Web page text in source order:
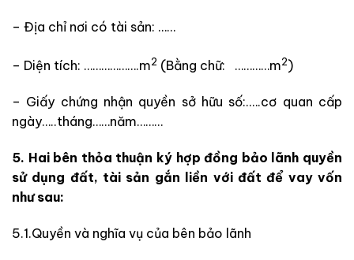
– Địa chỉ nơi có tài sản: ……
– Diện tích: ……………….m2 (Bằng chữ: …………m2)
– Giấy chứng nhận quyền sở hữu số:.….cơ quan cấp
ngày…..tháng……năm………
5. Hai bên thỏa thuận ký hợp đồng bảo lãnh quyền
sử dụng đất, tài sản gắn liền với đất để vay vốn
như sau:
5.1.Quyền và nghĩa vụ của bên bảo lãnh